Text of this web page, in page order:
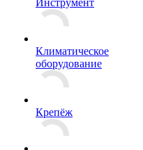
Инструмент
Климатическое
оборудование
Крепёж